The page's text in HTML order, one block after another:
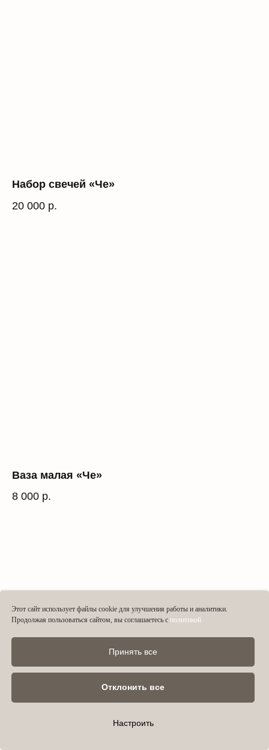
Набор свечей «Че»
20 000 р.
Ваза малая «Че»
8 000 р.
Этот сайт использует файлы cookie для улучшения работы и аналитики.
Продолжая пользоваться сайтом, вы соглашаетесь с политикой
Принять все
Отклонить все
Настроить